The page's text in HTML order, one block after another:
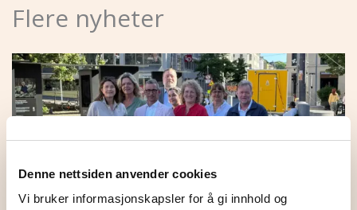
Denne nettsiden anvender cookies
Vi bruker informasjonskapsler for å gi innhold og
Flere nyheter